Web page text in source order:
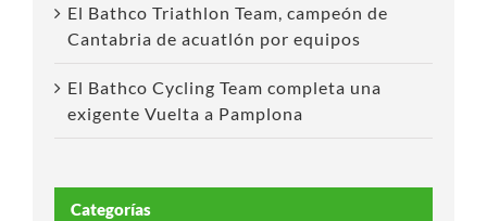
El Bathco Triathlon Team, campeón de
Cantabria de acuatlón por equipos
El Bathco Cycling Team completa una
exigente Vuelta a Pamplona
Categorías